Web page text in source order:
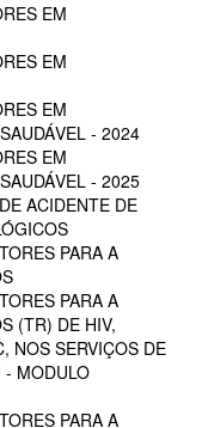
EM
EM
EM
- 2024
EM
- 2025
ACIDENTE DE
PARA A
PARA A
(TR) DE HIV,
NOS SERVIÇOS DE
- MODULO
PARA A